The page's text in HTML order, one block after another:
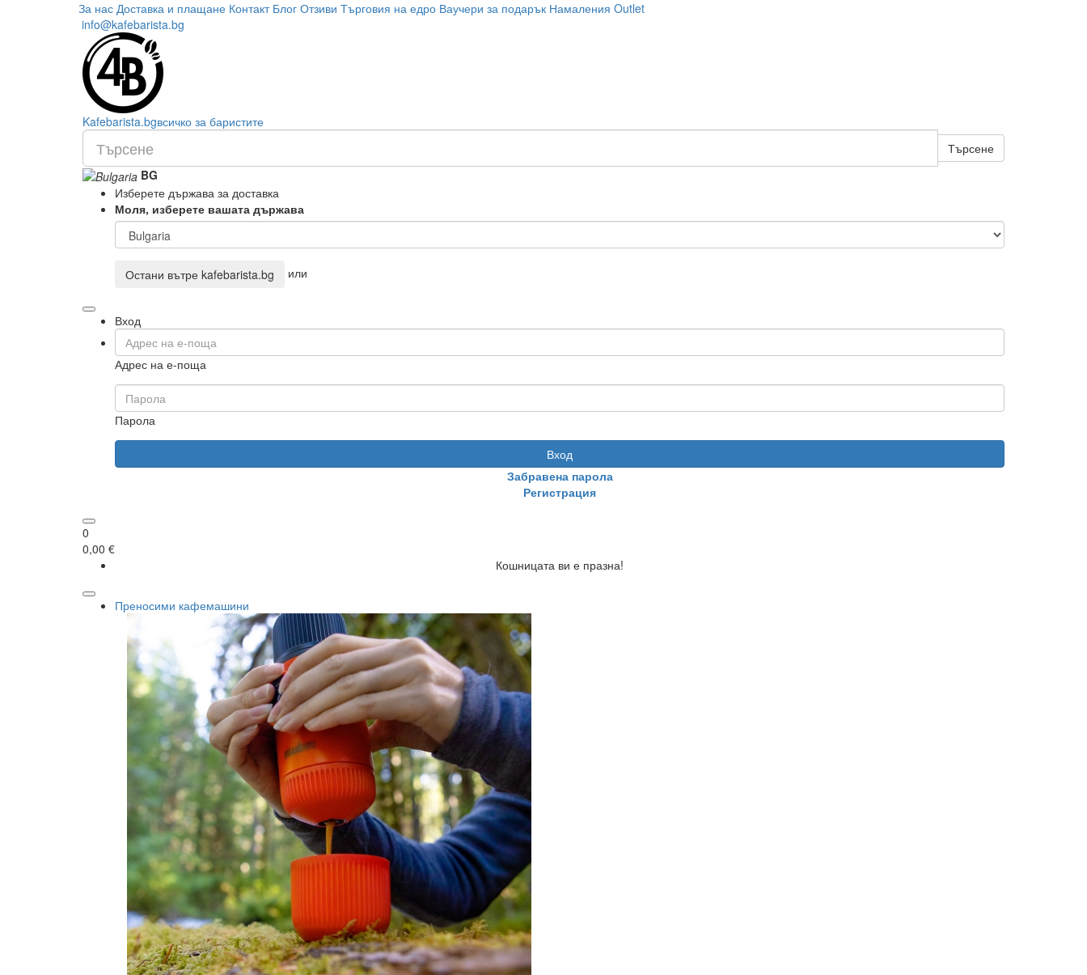
За нас Доставка и плащане Контакт Блог Отзиви Търговия на едро Ваучери за подарък Намаления Outlet
info@kafebarista.bg
Kafebarista.bgвсичко за баристите
Търсене
BG
Изберете държава за доставка
Моля, изберете вашата държава
Остани вътре kafebarista.bg или
Вход
Адрес на е-поща
Парола
Вход
Забравена парола
Регистрация
0
0,00 €
Кошницата ви е празна!
Преносими кафемашини